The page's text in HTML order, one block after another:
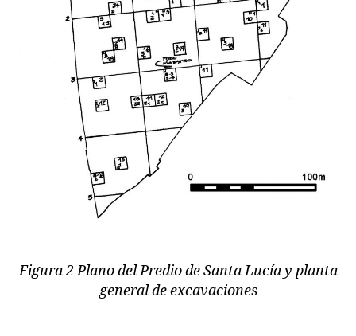
Figura 2 Plano del Predio de Santa Lucía y planta
general de excavaciones